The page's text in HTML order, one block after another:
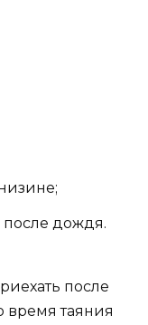
после дождя.
после
время таяния